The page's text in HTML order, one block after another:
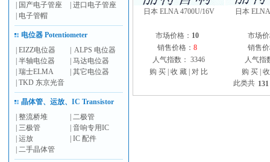
国产电子管座 |进口电子管座
电子管帽
电位器 Potentiometer
|EIZZ电位器
ALPS 电位器
|半轴电位器 |马达电位器
|瑞士ELMA |其它电位器
|TKD 东京光音
晶体管、运放、IC Transistor
|整流桥堆 |二极管
|三极管 |音响专用IC
|运放 |IC 配件
|二手晶体管
日本 ELNA 4700U/16V
市场价格： 10
销售价格：8
人气指数： 3346
购 买 |收 藏 |对 比
日本
市场
销售
人气指
购 买|
此类共 131